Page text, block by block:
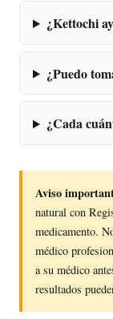
¿Kettochi
¿Puedo
¿Cada
Aviso
natural con
medicamento.
médico
a su médico
resultados